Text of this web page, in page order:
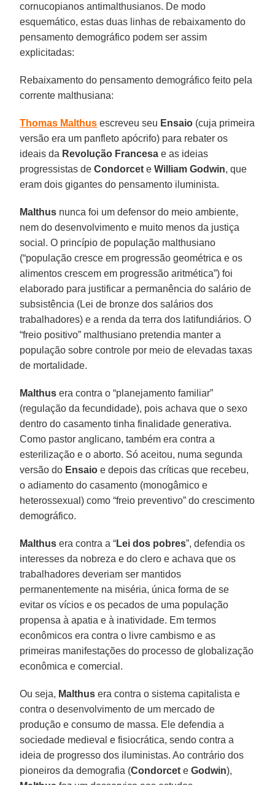
cornucopianos antimalthusianos. De modo
esquemático, estas duas linhas de rebaixamento do
pensamento demográfico podem ser assim
explicitadas:
Rebaixamento do pensamento demográfico feito pela
corrente malthusiana:
Thomas Malthus escreveu seu Ensaio (cuja primeira
versão era um panfleto apócrifo) para rebater os
ideais da Revolução Francesa e as ideias
progressistas deCondorcet eWilliam Godwin, que
eram dois gigantes do pensamento iluminista.
Malthus nunca foi um defensor do meio ambiente,
nem do desenvolvimento e muito menos da justiça
social. O princípio de população malthusiano
(“população cresce em progressão geométrica e os
alimentos crescem em progressão aritmética”) foi
elaborado para justificar a permanência do salário de
subsistência (Lei de bronze dos salários dos
trabalhadores) e a renda da terra dos latifundiários. O
“freio positivo” malthusiano pretendia manter a
população sobre controle por meio de elevadas taxas
de mortalidade.
Malthus era contra o “planejamento familiar”
(regulação da fecundidade), pois achava que o sexo
dentro do casamento tinha finalidade generativa.
Como pastor anglicano, também era contra a
esterilização e o aborto. Só aceitou, numa segunda
versão do Ensaio e depois das críticas que recebeu,
o adiamento do casamento (monogâmico e
heterossexual) como “freio preventivo” do crescimento
demográfico.
Malthus era contra a “Lei dos pobres”, defendia os
interesses da nobreza e do clero e achava que os
trabalhadores deveriam ser mantidos
permanentemente na miséria, única forma de se
evitar os vícios e os pecados de uma população
propensa à apatia e à inatividade. Em termos
econômicos era contra o livre cambismo e as
primeiras manifestações do processo de globalização
econômica e comercial.
Ou seja, Malthus era contra o sistema capitalista e
contra o desenvolvimento de um mercado de
produção e consumo de massa. Ele defendia a
sociedade medieval e fisiocrática, sendo contra a
ideia de progresso dos iluministas. Ao contrário dos
pioneiros da demografia (CondorceteGodwin),